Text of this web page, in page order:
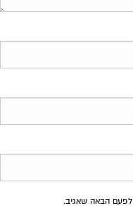
הבאה שאגיב.